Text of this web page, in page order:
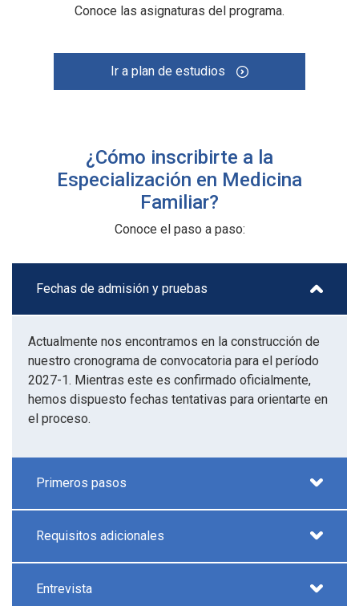
Conoce las asignaturas del programa.
Ir a plan de estudios
¿Cómo inscribirte a la
Especialización en Medicina
Familiar?
Conoce el paso a paso:
Fechas de admisión y pruebas
Actualmente nos encontramos en la construcción de
nuestro cronograma de convocatoria para el período
2027-1. Mientras este es confirmado oficialmente,
hemos dispuesto fechas tentativas para orientarte en
el proceso.
Primeros pasos
Requisitos adicionales
Entrevista